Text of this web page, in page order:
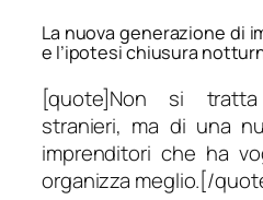
La nuova generazione di
e l’ipotesi chiusura
[quote]Non si
stranieri, ma di una
imprenditori che ha
organizza meglio.[/